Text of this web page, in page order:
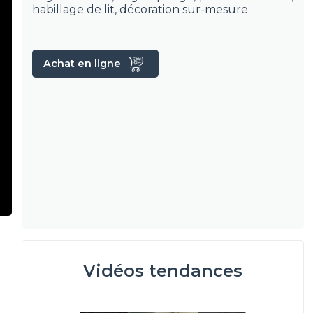
habillage de lit, décoration sur-mesure
Achat en ligne
Vidéos tendances